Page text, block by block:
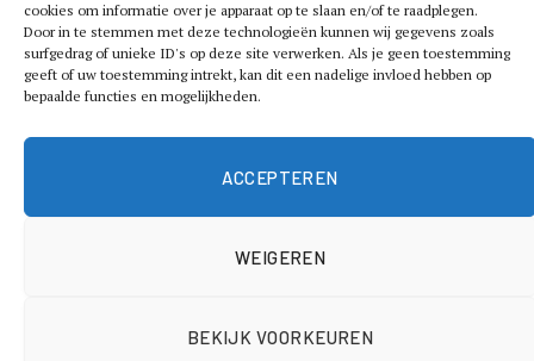
cookies om informatie over je apparaat op te slaan en/of te raadplegen.
Door in te stemmen met deze technologieën kunnen wij gegevens zoals
surfgedrag of unieke ID's op deze site verwerken. Als je geen toestemming
geeft of uw toestemming intrekt, kan dit een nadelige invloed hebben op
bepaalde functies en mogelijkheden.
ACCEPTEREN
WEIGEREN
BEKIJK VOORKEUREN
Ripple RSR schade Shiba Inu tips Toekomst
Token Utrecht Vechain
Voordelen xrp
Geldzaken Hypotheek